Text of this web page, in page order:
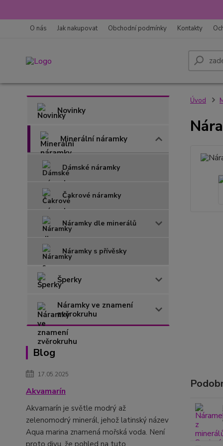
O nás Jak nakupovat Obchodní podmínky Kontakty
Novinky
Minerální náramky
Dámské náramky
Čakrové náramky
Náramky dle minerálů
Náramky s přívěsky
Šperky
Náramky ve znamení
zvěrokruhu
Blog
17.05.2025
Akvamarín
Akvamarín je světle modrý až
zelenomodrý minerál, jehož latinský název
Aqua marina znamená mořská voda. Není
proto divu, že pohled na tuto
Úvod